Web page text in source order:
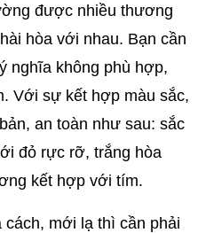
được nhiều thương
hòa với nhau. Bạn cần
nghĩa không phù hợp,
Với sự kết hợp màu sắc,
an toàn như sau: sắc
đỏ rực rỡ, trắng hòa
kết hợp với tím.
mới lạ thì cần phải